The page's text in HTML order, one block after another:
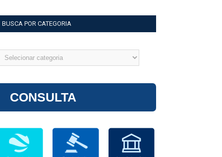
BUSCA POR CATEGORIA
CONSULTA